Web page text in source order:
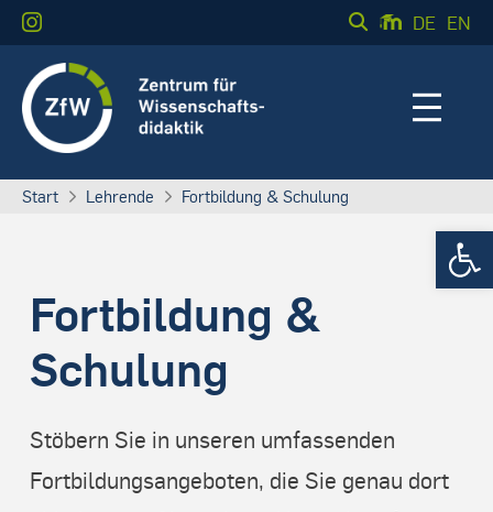
DE EN
Start Lehrende Fortbildung & Schulung
Fortbildung &
Schulung
Stöbern Sie in unseren umfassenden
Fortbildungsangeboten, die Sie genau dort